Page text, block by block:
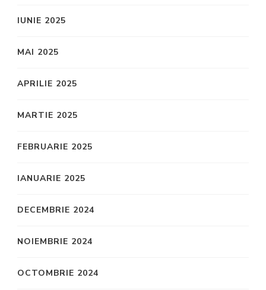
IUNIE 2025
MAI 2025
APRILIE 2025
MARTIE 2025
FEBRUARIE 2025
IANUARIE 2025
DECEMBRIE 2024
NOIEMBRIE 2024
OCTOMBRIE 2024